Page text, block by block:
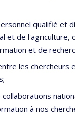
qualifié et
et de l'agriculture,
et de
les chercheurs
à nos